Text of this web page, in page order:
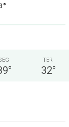
°
°
TER
32°